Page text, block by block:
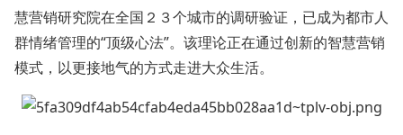
慧营销研究院在全国２３个城市的调研验证，已成为都市人
群情绪管理的“顶级心法”。该理论正在通过创新的智慧营销
模式，以更接地气的方式走进大众生活。